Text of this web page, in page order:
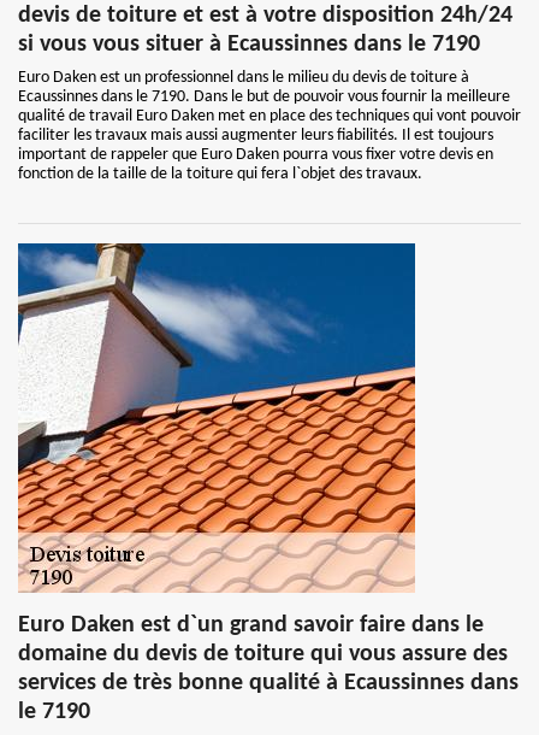
devis de toiture et est à votre disposition 24h/24
si vous vous situer à Ecaussinnes dans le 7190
Euro Daken est un professionnel dans le milieu du devis de toiture à
Ecaussinnes dans le 7190. Dans le but de pouvoir vous fournir la meilleure
qualité de travail Euro Daken met en place des techniques qui vont pouvoir
faciliter les travaux mais aussi augmenter leurs fiabilités. Il est toujours
important de rappeler que Euro Daken pourra vous fixer votre devis en
fonction de la taille de la toiture qui fera l`objet des travaux.
Euro Daken est d`un grand savoir faire dans le
domaine du devis de toiture qui vous assure des
services de très bonne qualité à Ecaussinnes dans
le 7190